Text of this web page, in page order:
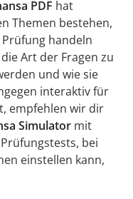
PDF hat
Themen bestehen,
handeln
Art der Fragen zu
und wie sie
interaktiv für
empfehlen wir dir
Simulator mit
bei
einstellen kann,